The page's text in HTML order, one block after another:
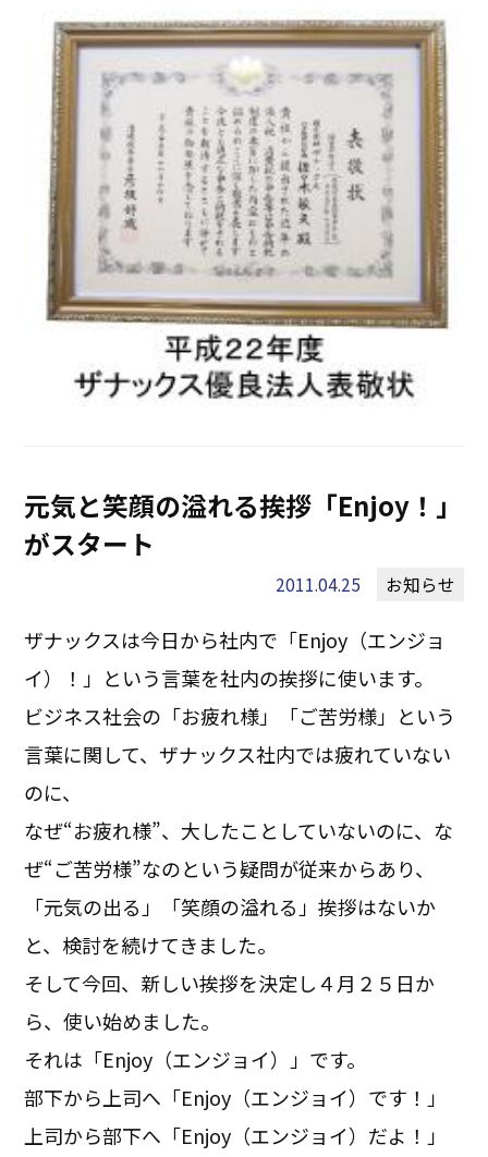
元気と笑顔の溢れる挨拶「Enjoy！」
がスタート
2011.04.25 お知らせ
ザナックスは今日から社内で「Enjoy（エンジョ
イ）！」という言葉を社内の挨拶に使います。
ビジネス社会の「お疲れ様」「ご苦労様」という
言葉に関して、ザナックス社内では疲れていない
のに、
なぜ“お疲れ様”、大したことしていないのに、な
ぜ“ご苦労様”なのという疑問が従来からあり、
「元気の出る」「笑顔の溢れる」挨拶はないか
と、検討を続けてきました。
そして今回、新しい挨拶を決定し４月２５日か
ら、使い始めました。
それは「Enjoy（エンジョイ）」です。
部下から上司へ「Enjoy（エンジョイ）です！」
上司から部下へ「Enjoy（エンジョイ）だよ！」